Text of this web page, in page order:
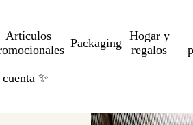
Artículos
Packaging
Hogar y
regalos
✨